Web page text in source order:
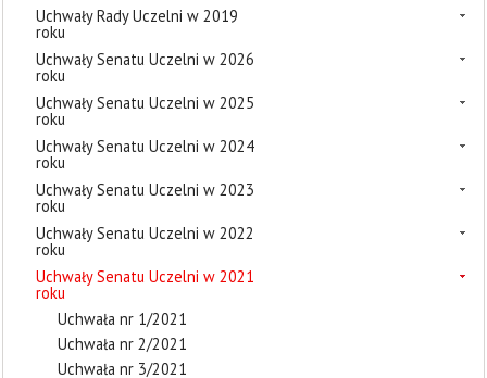
Uchwały Rady Uczelni w 2019
roku
Uchwały Senatu Uczelni w 2026
roku
Uchwały Senatu Uczelni w 2025
roku
Uchwały Senatu Uczelni w 2024
roku
Uchwały Senatu Uczelni w 2023
roku
Uchwały Senatu Uczelni w 2022
roku
Uchwały Senatu Uczelni w 2021
roku
Uchwała nr 1/2021
Uchwała nr 2/2021
Uchwała nr 3/2021